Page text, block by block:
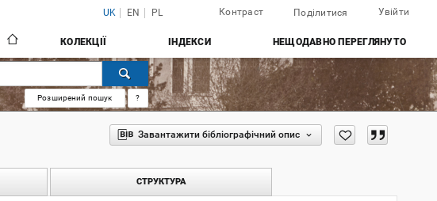
UK EN PL Контраст Поділитися Увійти
КОЛЕКЦІЇ ІНДЕКСИ НЕЩОДАВНО ПЕРЕГЛЯНУТО
Розширений пошук ?
Завантажити бібліографічний опис
СТРУКТУРА